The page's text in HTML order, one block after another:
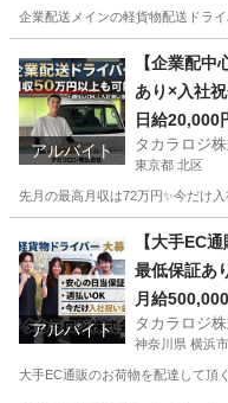
企業配送メインの軽貨物配送ドラ
ドライバー
アルバイト
【企業配
あり×入社
日給20,000
タカラロジ
東京都 北区
先月の最高月収は72万円✨今だけ
ドライバー
アルバイト
【大手EC
最低保証あ
普通免許さ
月給
タカラロジ
神奈川県 横浜市
大手EC通販のお荷物を配達して頂